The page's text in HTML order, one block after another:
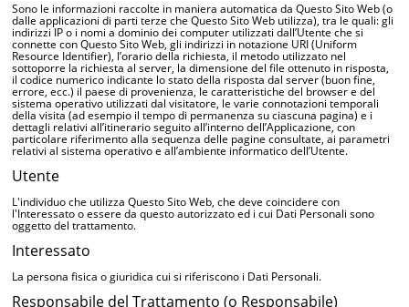
Sono le informazioni raccolte in maniera automatica da Questo Sito Web (o
dalle applicazioni di parti terze che Questo Sito Web utilizza), tra le quali: gli
indirizzi IP o i nomi a dominio dei computer utilizzati dall’Utente che si
connette con Questo Sito Web, gli indirizzi in notazione URI (Uniform
Resource Identifier), l’orario della richiesta, il metodo utilizzato nel
sottoporre la richiesta al server, la dimensione del file ottenuto in risposta,
il codice numerico indicante lo stato della risposta dal server (buon fine,
errore, ecc.) il paese di provenienza, le caratteristiche del browser e del
sistema operativo utilizzati dal visitatore, le varie connotazioni temporali
della visita (ad esempio il tempo di permanenza su ciascuna pagina) e i
dettagli relativi all’itinerario seguito all’interno dell’Applicazione, con
particolare riferimento alla sequenza delle pagine consultate, ai parametri
relativi al sistema operativo e all’ambiente informatico dell’Utente.
Utente
L'individuo che utilizza Questo Sito Web, che deve coincidere con
l'Interessato o essere da questo autorizzato ed i cui Dati Personali sono
oggetto del trattamento.
Interessato
La persona fisica o giuridica cui si riferiscono i Dati Personali.
Responsabile del Trattamento (o Responsabile)